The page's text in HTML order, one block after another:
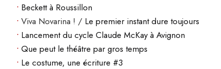
• Beckett à Roussillon
• Viva Novarina ! /Le premier instant dure toujours
• Lancement du cycle Claude McKay à Avignon
• Que peut le théâtre par gros temps
• Le costume, une écriture #3